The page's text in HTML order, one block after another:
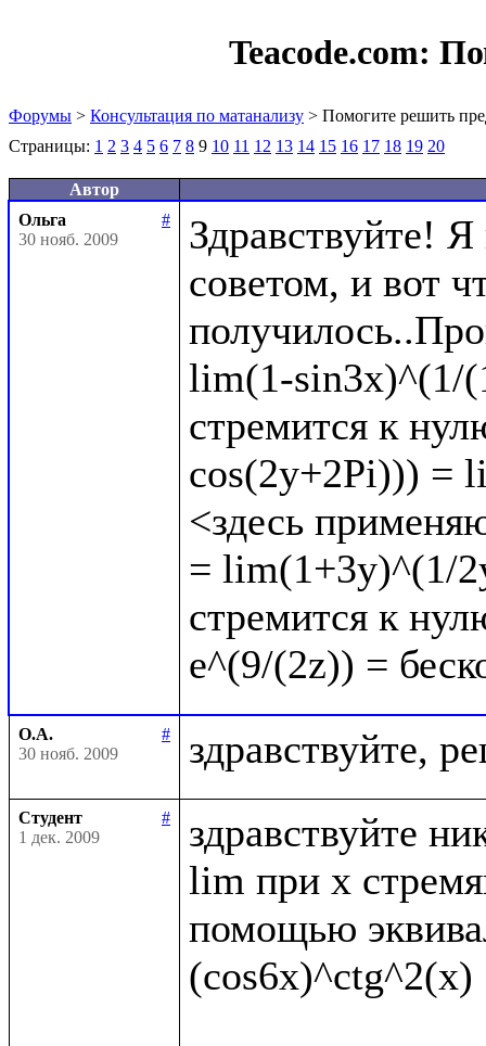
Teacode.com:
Форумы > Консультация по матанализу > Помогите решить
Страницы: 1 2 3 4 5 6 7 8 9 10 11 12 13 14 15 16 17 18 19 20
Автор
Ольга
#
30 нояб. 2009
Здравствуйте!
советом, и вот
lim(1-sin3x)^(1/
стремится к
cos(2y+2Pi))) =
<здесь
= lim(1+3y)^(1/
стремится к
О.А.
#
30 нояб. 2009
Студент
#
1 дек. 2009
здравствуйте
lim при x
помощью
(cos6x)^ctg^2(x)